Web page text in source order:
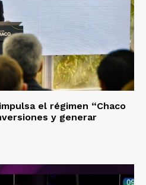
el régimen “Chaco
y generar